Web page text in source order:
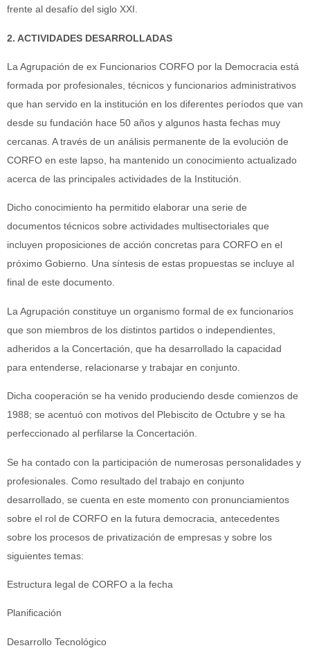
frente al desafío del siglo XXI.
2. ACTIVIDADES DESARROLLADAS
La Agrupación de ex Funcionarios CORFO por la Democracia está
formada por profesionales, técnicos y funcionarios administrativos
que han servido en la institución en los diferentes períodos que van
desde su fundación hace 50 años y algunos hasta fechas muy
cercanas. A través de un análisis permanente de la evolución de
CORFO en este lapso, ha mantenido un conocimiento actualizado
acerca de las principales actividades de la Institución.
Dicho conocimiento ha permitido elaborar una serie de
documentos técnicos sobre actividades multisectoriales que
incluyen proposiciones de acción concretas para CORFO en el
próximo Gobierno. Una síntesis de estas propuestas se incluye al
final de este documento.
La Agrupación constituye un organismo formal de ex funcionarios
que son miembros de los distintos partidos o independientes,
adheridos a la Concertación, que ha desarrollado la capacidad
para entenderse, relacionarse y trabajar en conjunto.
Dicha cooperación se ha venido produciendo desde comienzos de
1988; se acentuó con motivos del Plebiscito de Octubre y se ha
perfeccionado al perfilarse la Concertación.
Se ha contado con la participación de numerosas personalidades y
profesionales. Como resultado del trabajo en conjunto
desarrollado, se cuenta en este momento con pronunciamientos
sobre el rol de CORFO en la futura democracia, antecedentes
sobre los procesos de privatización de empresas y sobre los
siguientes temas:
Estructura legal de CORFO a la fecha
Planificación
Desarrollo Tecnológico